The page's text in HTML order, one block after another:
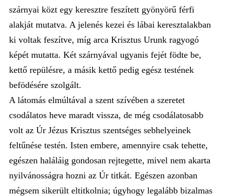
szárnyai közt egy keresztre feszített gyönyörű férfi
alakját mutatva. A jelenés kezei és lábai keresztalakban
ki voltak feszítve, míg arca Krisztus Urunk ragyogó
képét mutatta. Két szárnyával ugyanis fejét födte be,
kettő repülésre, a másik kettő pedig egész testének
befödésére szolgált.
A látomás elmúltával a szent szívében a szeretet
csodálatos heve maradt vissza, de még csodálatosabb
volt az Úr Jézus Krisztus szentséges sebhelyeinek
feltűnése testén. Isten embere, amennyire csak tehette,
egészen haláláig gondosan rejtegette, mivel nem akarta
nyilvánosságra hozni az Úr titkát. Egészen azonban
mégsem sikerült eltitkolnia; úgyhogy legalább bizalmas